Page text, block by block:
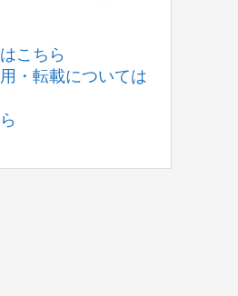
こちら
・転載については